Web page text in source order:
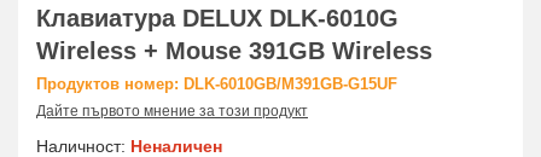
Клавиатура DELUX DLK-6010G
Wireless + Mouse 391GB Wireless
Продуктов номер: DLK-6010GB/M391GB-G15UF
Дайте първото мнение за този продукт
Наличност: Неналичен